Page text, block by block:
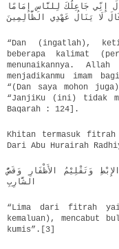
إِنِّي جَاعِلُكَ لِلنَّاسِ إِمَامًا
لَا يَنَالُ عَهْدِي الظَّالِمِينَ
“Dan (ingatlah),
beberapa kalimat
menunaikannya.
menjadikanmu imam
“(Dan saya mohon
“JanjiKu (ini) tidak
Baqarah : 124].
Khitan termasuk fitrah
Dari Abu Hurairah
وَتَقْلِيْمُ الأَظْفَارِ وَقَصُّ
الشَّارِبِ
“Lima dari fitrah
kemaluan), mencabut
kumis”.[3]